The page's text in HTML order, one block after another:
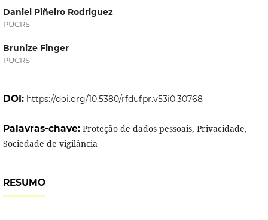
Daniel Piñeiro Rodriguez
PUCRS
Brunize Finger
PUCRS
DOI: https://doi.org/10.5380/rfdufpr.v53i0.30768
Palavras-chave: Proteção de dados pessoais, Privacidade,
Sociedade de vigilância
RESUMO